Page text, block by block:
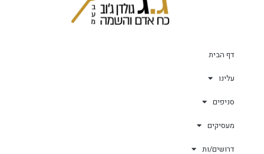
דף הבית
עלינו
סניפים
מעסיקים
דרושים/ות